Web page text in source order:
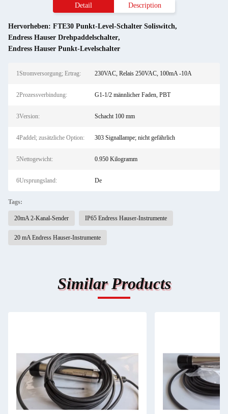
Detail Description
Hervorheben: FTE30 Punkt-Level-Schalter Soliswitch,
Endress Hauser Drehpaddelschalter,
Endress Hauser Punkt-Levelschalter
1Stromversorgung; Ertrag: 230VAC, Relais 250VAC, 100mA -10A
2Prozessverbindung: G1-1/2 männlicher Faden, PBT
3Version: Schacht 100 mm
4Paddel; zusätzliche Option: 303­ Signallampe; nicht gefährlich
5Nettogewicht: 0.950 Kilogramm
6Ursprungsland: De
Tags:
20mA 2-Kanal-Sender IP65 Endress Hauser-Instrumente
20 mA Endress Hauser-Instrumente
Similar Products